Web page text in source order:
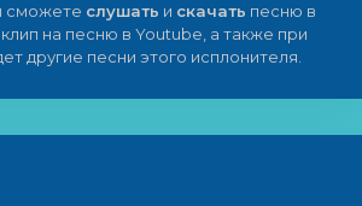
сможете слушать и скачать песню в
на песню в Youtube, а также при
другие песни этого исплонителя.